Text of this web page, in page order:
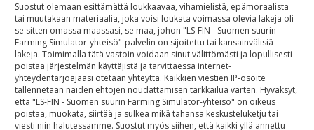
Suostut olemaan esittämättä loukkaavaa, vihamielistä, epämoraalista
tai muutakaan materiaalia, joka voisi loukata voimassa olevia lakeja oli
se sitten omassa maassasi, se maa, johon "LS-FIN - Suomen suurin
Farming Simulator-yhteisö"-palvelin on sijoitettu tai kansainvälisiä
lakeja. Toimimalla tätä vastoin voidaan sinut välittömästi ja lopullisesti
poistaa järjestelmän käyttäjistä ja tarvittaessa internet-
yhteydentarjoajaasi otetaan yhteyttä. Kaikkien viestien IP-osoite
tallennetaan näiden ehtojen noudattamisen tarkkailua varten. Hyväksyt,
että "LS-FIN - Suomen suurin Farming Simulator-yhteisö" on oikeus
poistaa, muokata, siirtää ja sulkea mikä tahansa keskusteluketju tai
viesti niin halutessamme. Suostut myös siihen, että kaikki yllä annettu